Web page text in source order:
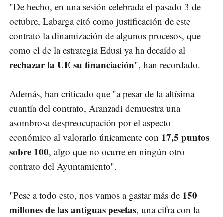
"De hecho, en una sesión celebrada el pasado 3 de
octubre, Labarga citó como justificación de este
contrato la dinamización de algunos procesos, que
como el de la estrategia Edusi ya ha decaído al
rechazar la UE su financiación", han recordado.
Además, han criticado que "a pesar de la altísima
cuantía del contrato, Aranzadi demuestra una
asombrosa despreocupación por el aspecto
económico al valorarlo únicamente con 17,5 puntos
sobre 100, algo que no ocurre en ningún otro
contrato del Ayuntamiento".
"Pese a todo esto, nos vamos a gastar más de 150
millones de las antiguas pesetas, una cifra con la